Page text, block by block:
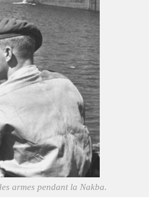
armes pendant la Nakba.